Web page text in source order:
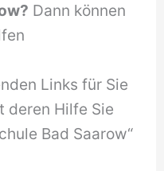
Dann können
Links für Sie
deren Hilfe Sie
Bad Saarow“